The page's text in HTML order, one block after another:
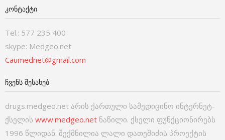
ᲙᲝᲜᲢᲐᲥᲢᲘ
Tel.: 577 235 400
skype: Medgeo.net
Caumednet@gmail.com
ᲩᲕᲔᲜᲡ ᲨᲔᲡᲐᲮᲔᲑ
drugs.medgeo.net არის ქართული სამედიცინო ინტერნეტ-
ქსელის www.medgeo.net ნაწილი. ქსელი ფუნქციონირებს
1996 წლიდან. შექმნილია ლალი დათეშიძის პროექტის